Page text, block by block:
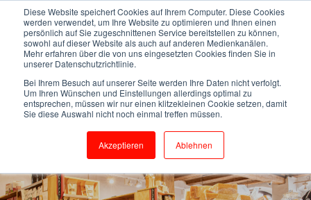
Diese Website speichert Cookies auf Ihrem Computer. Diese Cookies
werden verwendet, um Ihre Website zu optimieren und Ihnen einen
persönlich auf Sie zugeschnittenen Service bereitstellen zu können,
sowohl auf dieser Website als auch auf anderen Medienkanälen.
Mehr erfahren über die von uns eingesetzten Cookies finden Sie in
unserer Datenschutzrichtlinie.
Bei Ihrem Besuch auf unserer Seite werden Ihre Daten nicht verfolgt.
Um Ihren Wünschen und Einstellungen allerdings optimal zu
entsprechen, müssen wir nur einen klitzekleinen Cookie setzen, damit
Sie diese Auswahl nicht noch einmal treffen müssen.
Akzeptieren Ablehnen